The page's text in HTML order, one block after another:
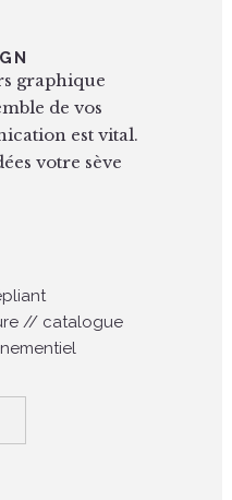
graphique
de vos
est vital.
votre sève
// catalogue